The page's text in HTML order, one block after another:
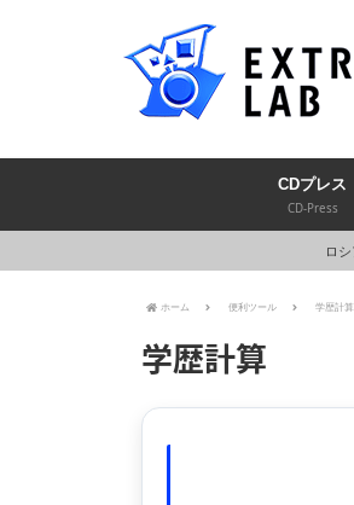
CDプレス
CD-Press
ロ
ホーム 便利ツール 学歴計算
学歴計算